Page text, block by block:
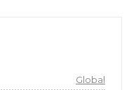
Global